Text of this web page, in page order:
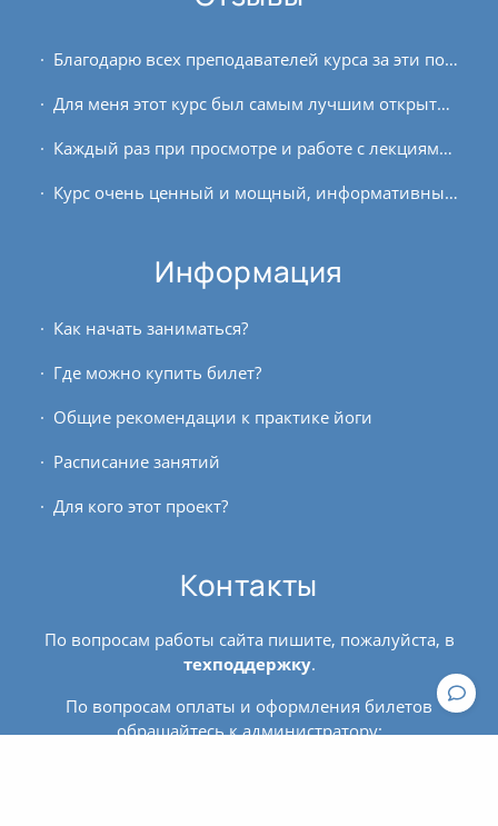
Благодарю всех преподавателей курса за эти полгода, что были с нами. Обучение прошло максимально комфортно, удобно и интересно. Преподаватели клуба – грамотные специалисты с...
Для меня этот курс был самым лучшим открытием из всех, что за последнее время в моей жизни случались. Я была удивлена количеством правильной, осознанной, грамотной информации....
Каждый раз при просмотре и работе с лекциями я ловлю себя на ощущении большого удовлетворения и благодарности всем тем, кто работал над курсом. От технических моментов до подачи...
Курс очень ценный и мощный, информативный! Очень благодарна тебе и за него, и за первое знакомство моей дочери Дианы с пранаямой Нади Шодхана.
Информация
Как начать заниматься?
Где можно купить билет?
Общие рекомендации к практике йоги
Расписание занятий
Для кого этот проект?
Контакты
По вопросам работы сайта пишите, пожалуйста, в
техподдержку.
По вопросам оплаты и оформления билетов
обращайтесь к администратору: